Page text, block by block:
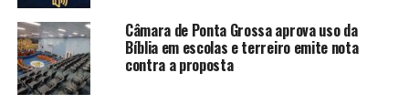
Câmara de Ponta Grossa aprova uso da
Bíblia em escolas e terreiro emite nota
contra a proposta